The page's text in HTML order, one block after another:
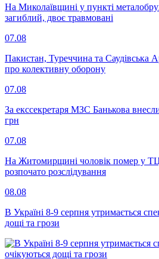
На Миколаївщині у пункті
загиблий, двоє травмовані
07.08
Пакистан, Туреччина та Саудівська
про колективну оборону
07.08
За екссекретаря МЗС Банькова
грн
07.08
На Житомирщині чоловік помер у
розпочато розслідування
08.08
В Україні 8-9 серпня утримається
дощі та грози